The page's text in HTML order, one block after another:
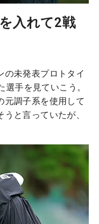
入れて2戦
の未発表プロトタイ
選手を見ていこう。
元調子系を使用して
と言っていたが、